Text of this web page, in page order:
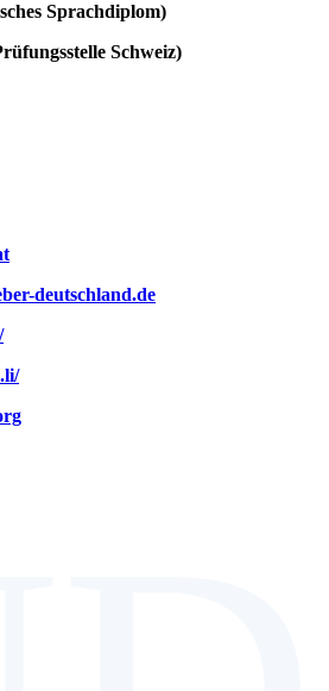
Sprachdiplom)
Schweiz)
deutschland.de